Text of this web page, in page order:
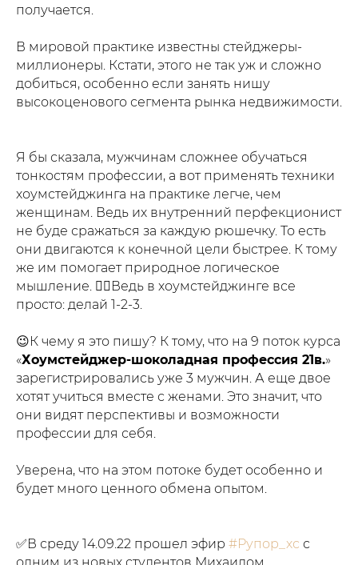
получается.
В мировой практике известны стейджеры-
миллионеры. Кстати, этого не так уж и сложно
добиться, особенно если занять нишу
высокоценового сегмента рынка недвижимости.
Я бы сказала, мужчинам сложнее обучаться
тонкостям профессии, а вот применять техники
хоумстейджинга на практике легче, чем
женщинам. Ведь их внутренний перфекционист
не буде сражаться за каждую рюшечку. То есть
они двигаются к конечной цели быстрее. К тому
же им помогает природное логическое
мышление. ☝🏼Ведь в хоумстейджинге все
просто: делай 1-2-3.
😉К чему я это пишу? К тому, что на 9 поток курса
«Хоумстейджер-шоколадная профессия 21в.»
зарегистрировались уже 3 мужчин. А еще двое
хотят учиться вместе с женами. Это значит, что
они видят перспективы и возможности
профессии для себя.
Уверена, что на этом потоке будет особенно и
будет много ценного обмена опытом.
✅В среду 14.09.22 прошел эфир #Рупор_хс с